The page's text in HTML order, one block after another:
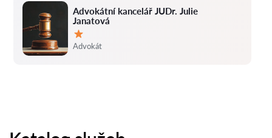
Advokátní kancelář JUDr. Julie
Janatová
Hodnocení:
Advokát